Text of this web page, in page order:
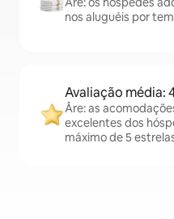
nos aluguéis por
Avaliação média:
Åre: as
excelentes dos
máximo de 5